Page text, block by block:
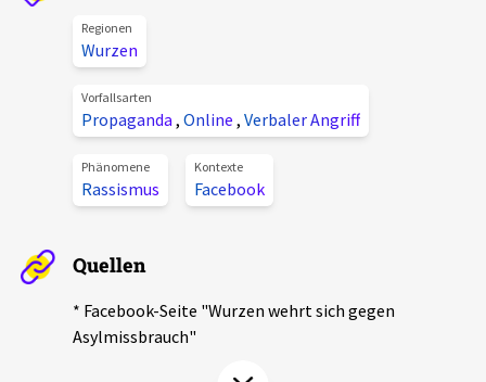
Veranstaltungen
Pressemitteilungen
Podcasts
Projektbeschreibung
Kontakt
Unterstützer_innen
Spenden
Regionen
Wurzen
Vorfallsarten
Propaganda , Online , Verbaler Angriff
Phänomene
Rassismus
Kontexte
Facebook
Quellen
* Facebook-Seite "Wurzen wehrt sich gegen
Asylmissbrauch"